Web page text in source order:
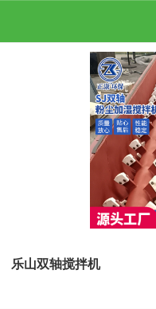
乐山双轴搅拌机